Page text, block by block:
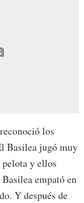
los
Basilea jugó muy
y ellos
empató en
Y después de